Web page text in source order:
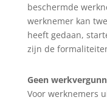
beschermde
werknemer kan
heeft gedaan,
zijn de
Geen
Voor werknemers